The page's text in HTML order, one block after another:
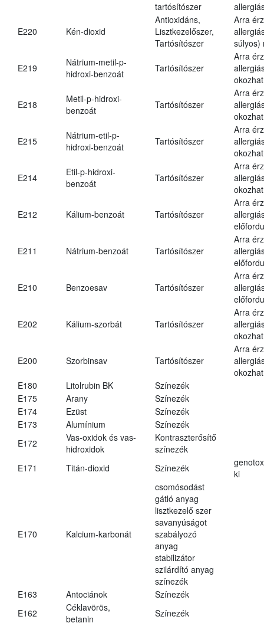
tartósítószer
E220 Kén-dioxid
Antioxidáns,
Lisztkezelőszer,
Tartósítószer
Arra
súlyos)
E219
Nátrium-metil-p-
hidroxi-benzoát
Tartósítószer
Arra
E218
Metil-p-hidroxi-
benzoát
Tartósítószer
Arra
E215
Nátrium-etil-p-
hidroxi-benzoát
Tartósítószer
Arra
E214
Etil-p-hidroxi-
benzoát
Tartósítószer
Arra
E212 Kálium-benzoát Tartósítószer
Arra
E211 Nátrium-benzoát Tartósítószer
Arra
E210 Benzoesav Tartósítószer
Arra
E202 Kálium-szorbát Tartósítószer
Arra
E200 Szorbinsav Tartósítószer
Arra
E180
Litolrubin BK
Színezék
E175
Arany
Színezék
E174
Ezüst
Színezék
E173
Alumínium
Színezék
E172
Vas-oxidok és vas-
hidroxidok
Kontraszterősítő
színezék
E171
Titán-dioxid Színezék
ki
E170 Kalcium-karbonát
csomósodást
gátló anyag
lisztkezelő szer
savanyúságot
szabályozó
anyag
stabilizátor
szilárdító anyag
színezék
E163
Antociánok
Színezék
E162
Céklavörös,
betanin
Színezék